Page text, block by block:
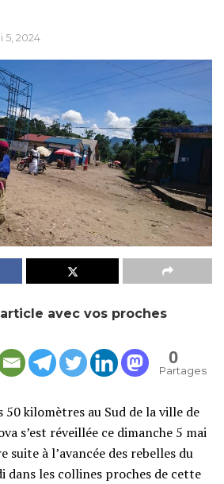
5, 2024
avec vos proches
0
Partages
50 kilomètres au Sud de la ville de
s’est réveillée ce dimanche 5 mai
suite à l’avancée des rebelles du
dans les collines proches de cette